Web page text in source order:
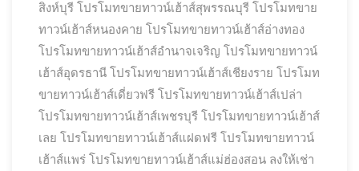
สิงห์บุรี โปรโมทขายทาวน์เฮ้าส์สุพรรณบุรี โปรโมทขาย
ทาวน์เฮ้าส์หนองคาย โปรโมทขายทาวน์เฮ้าส์อ่างทอง
โปรโมทขายทาวน์เฮ้าส์อำนาจเจริญ โปรโมทขายทาวน์
เฮ้าส์อุดรธานี โปรโมทขายทาวน์เฮ้าส์เชียงราย โปรโมท
ขายทาวน์เฮ้าส์เดี่ยวฟรี โปรโมทขายทาวน์เฮ้าส์เปล่า
โปรโมทขายทาวน์เฮ้าส์เพชรบุรี โปรโมทขายทาวน์เฮ้าส์
เลย โปรโมทขายทาวน์เฮ้าส์แฝดฟรี โปรโมทขายทาวน์
เฮ้าส์แพร่ โปรโมทขายทาวน์เฮ้าส์แม่ฮ่องสอน ลงให้เช่า